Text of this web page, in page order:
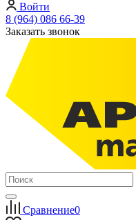
Войти
8 (964) 086 66-39
Заказать звонок
Сравнение0